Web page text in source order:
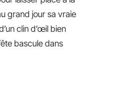
grand jour sa vraie
clin d’œil bien
bascule dans